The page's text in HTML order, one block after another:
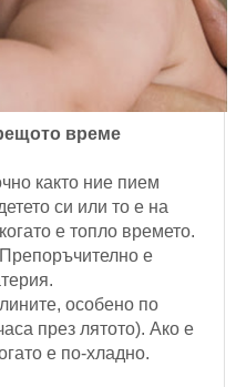
време
както ние пием
си или то е на
е топло времето.
е
особено по
през лятото). Ако е
е по-хладно.